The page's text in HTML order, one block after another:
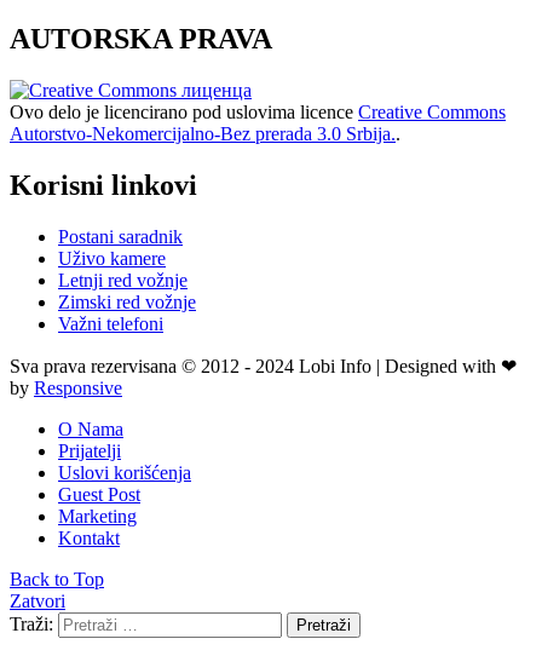
AUTORSKA PRAVA
Ovo delo je licencirano pod uslovima licence Creative Commons
Autorstvo-Nekomercijalno-Bez prerada 3.0 Srbija..
Korisni linkovi
Postani saradnik
Uživo kamere
Letnji red vožnje
Zimski red vožnje
Važni telefoni
Sva prava rezervisana © 2012 - 2024 Lobi Info | Designed with ❤
by Responsive
O Nama
Prijatelji
Uslovi korišćenja
Guest Post
Marketing
Kontakt
Back to Top
Zatvori
Traži:
Pretraži